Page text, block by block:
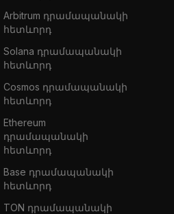
Arbitrum դրամապանակի
հետևորդ
Solana դրամապանակի
հետևորդ
Cosmos դրամապանակի
հետևորդ
Ethereum
դրամապանակի
հետևորդ
Base դրամապանակի
հետևորդ
TON դրամապանակի